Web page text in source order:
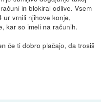
in blokiral odlive. Vsem
ur vrnili njihove konje,
kar so imeli na računih.
če ti dobro plačajo, da trosiš